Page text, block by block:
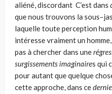
aliéné, discordant C’est dans
que nous trouvons la
laquelle toute perception
intéresse vraiment un
pas à chercher dans une
surgissements imaginaires qui
pour autant que quelque
cette approche, dans ce